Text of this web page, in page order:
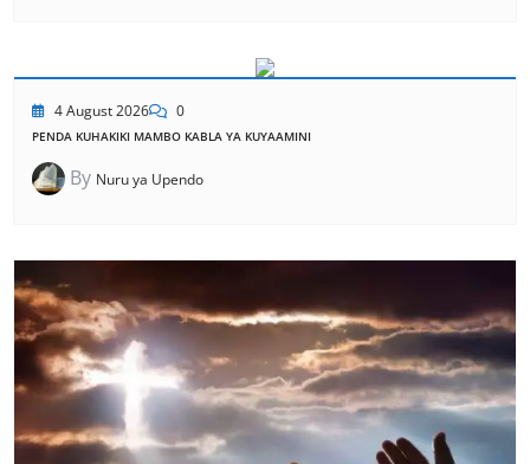
4 August 2026 0
PENDA KUHAKIKI MAMBO KABLA YA KUYAAMINI
By Nuru ya Upendo